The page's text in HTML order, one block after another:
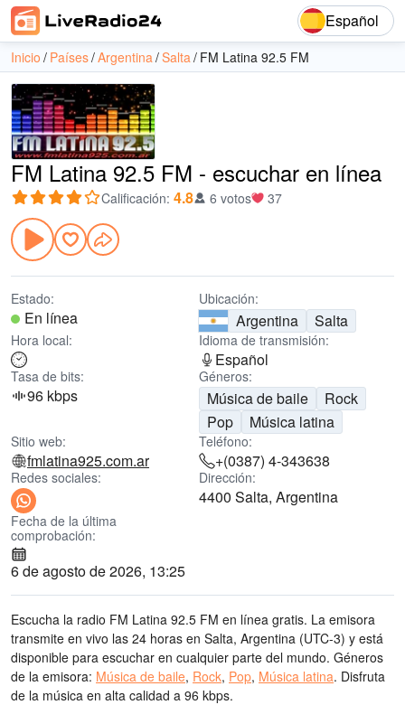
Español
Inicio Países Argentina Salta FM Latina 92.5 FM
FM Latina 92.5 FM - escuchar en línea
Calificación: 4.8 6 votos 37
Estado:
En línea
Ubicación:
Argentina Salta
Hora local: Idioma de transmisión:
Español
Tasa de bits:
96 kbps
Géneros:
Música de baile
Rock
Pop
Música latina
Sitio web:
fmlatina925.com.ar
Teléfono:
+(0387) 4-343638
Redes sociales: Dirección:
4400 Salta, Argentina
Fecha de la última
comprobación:
6 de agosto de 2026, 13:25
Escucha la radio FM Latina 92.5 FM en línea gratis. La emisora
transmite en vivo las 24 horas en Salta, Argentina (UTC-3) y está
disponible para escuchar en cualquier parte del mundo. Géneros
de la emisora: Música de baile, Rock, Pop, Música latina. Disfruta
de la música en alta calidad a 96 kbps.